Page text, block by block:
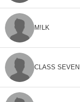
M!LK
CLASS SEVEN